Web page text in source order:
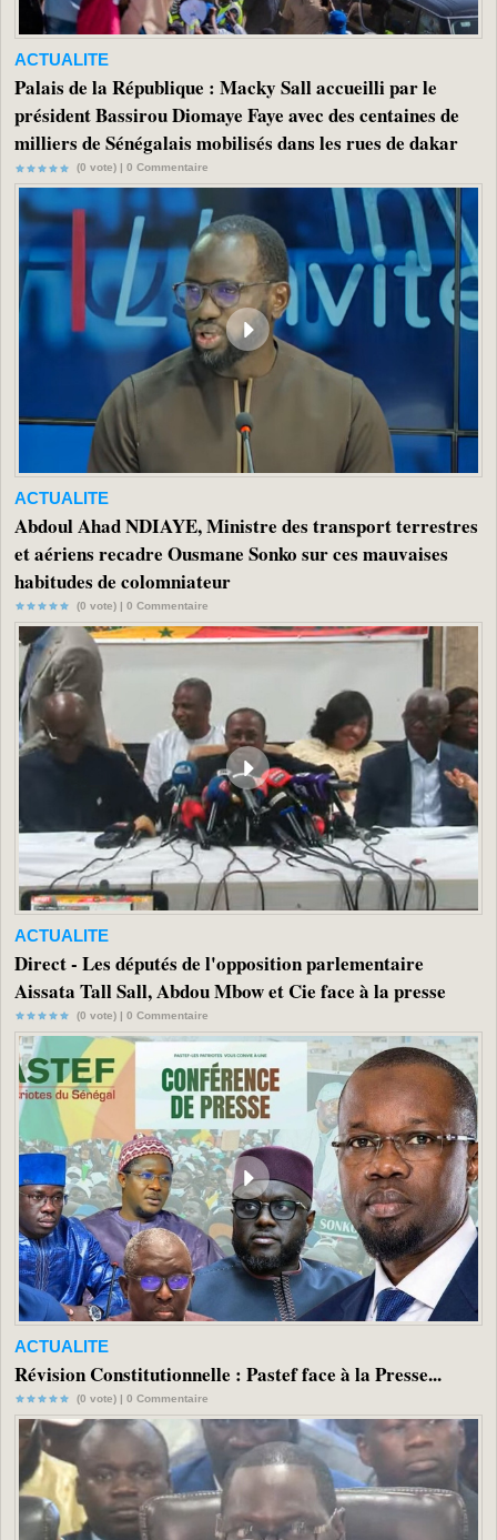
ACTUALITE
Palais de la République : Macky Sall accueilli par le
président Bassirou Diomaye Faye avec des centaines de
milliers de Sénégalais mobilisés dans les rues de dakar
(0 vote) | 0 Commentaire
ACTUALITE
Abdoul Ahad NDIAYE, Ministre des transport terrestres
et aériens recadre Ousmane Sonko sur ces mauvaises
habitudes de colomniateur
(0 vote) | 0 Commentaire
ACTUALITE
Direct - Les députés de l'opposition parlementaire
Aissata Tall Sall, Abdou Mbow et Cie face à la presse
(0 vote) | 0 Commentaire
ACTUALITE
Révision Constitutionnelle : Pastef face à la Presse...
(0 vote) | 0 Commentaire